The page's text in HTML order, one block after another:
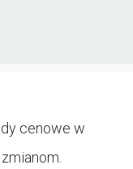
cenowe w